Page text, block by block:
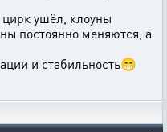
ушёл, клоуны
постоянно меняются, а
и стабильность😁